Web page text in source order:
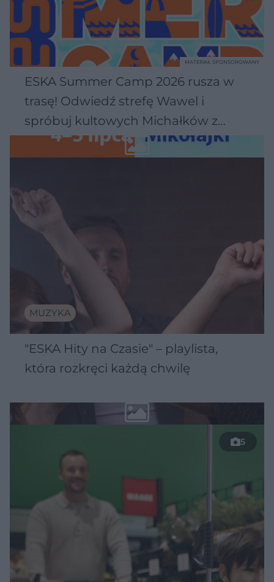
ESKA Summer Camp 2026 rusza w
trasę! Odwiedź strefę Wawel i
spróbuj kultowych Michałków z
Wawelu
MATERIAŁ SPONSOROWANY
MUZYKA
"ESKA Hity na Czasie" – playlista,
która rozkręci każdą chwilę
5